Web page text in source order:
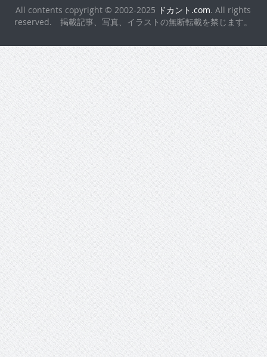
All contents copyright © 2002-2025 ドカント.com. All rights
reserved. 掲載記事、写真、イラストの無断転載を禁じます。